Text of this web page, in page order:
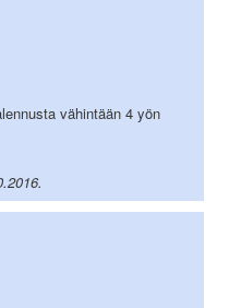
vähintään 4 yön